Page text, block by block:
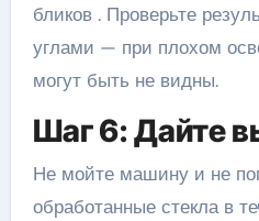
бликов . Проверьте
углами — при плохом
могут быть не видны.
Шаг 6: Дайте
Не мойте машину и не
обработанные стекла в